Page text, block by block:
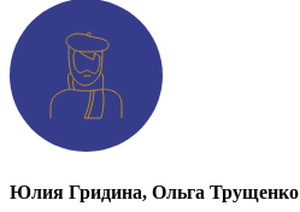
Юлия Гридина, Ольга Трущенко